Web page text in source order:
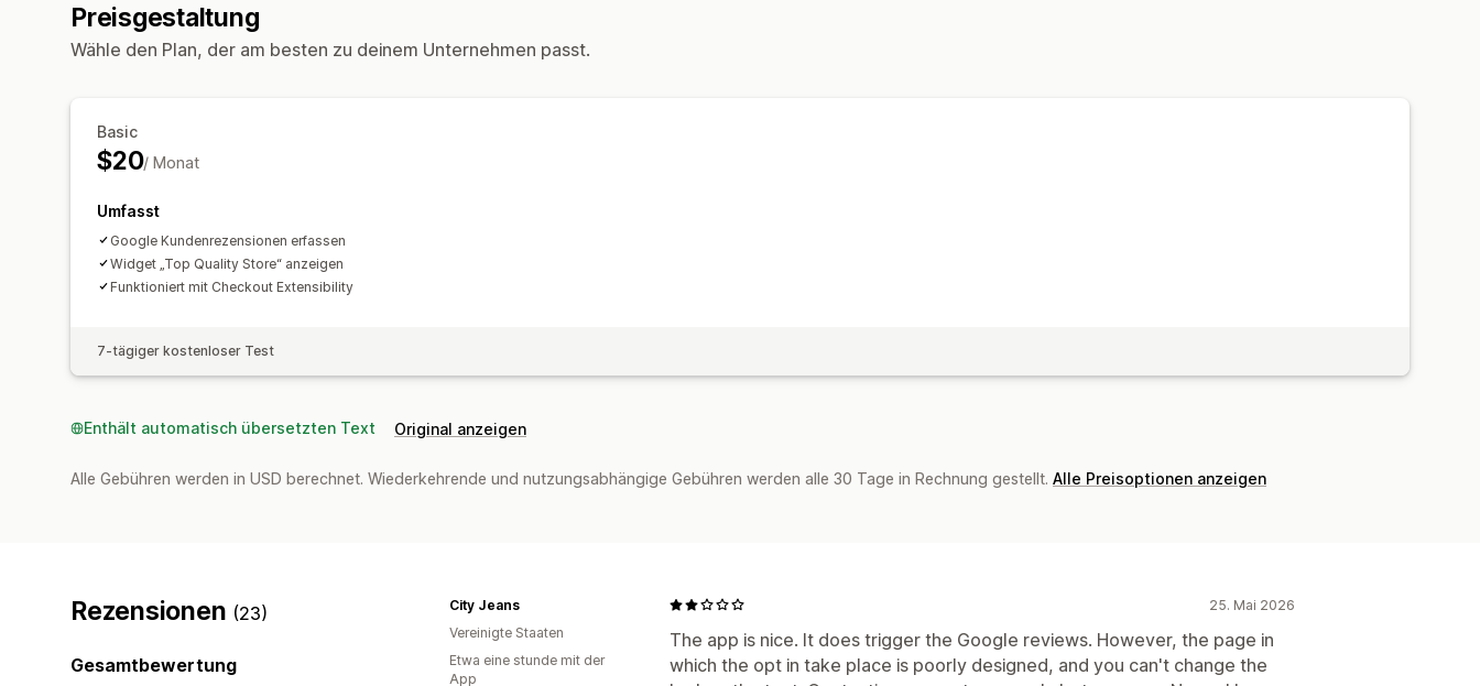
Preisgestaltung
Wähle den Plan, der am besten zu deinem Unternehmen passt.
Basic
$20/ Monat
Umfasst
Google Kundenrezensionen erfassen
Widget „Top Quality Store“ anzeigen
Funktioniert mit Checkout Extensibility
7-tägiger kostenloser Test
Enthält automatisch übersetzten Text Original anzeigen
Alle Gebühren werden in USD berechnet. Wiederkehrende und nutzungsabhängige Gebühren werden alle 30 Tage in Rechnung gestellt. Alle Preisoptionen anzeigen
Rezensionen (23)
Gesamtbewertung
25. Mai 2026
The app is nice. It does trigger the Google reviews. However, the page in
which the opt in take place is poorly designed, and you can't change the
City Jeans
Vereinigte Staaten
Etwa eine stunde mit der
App